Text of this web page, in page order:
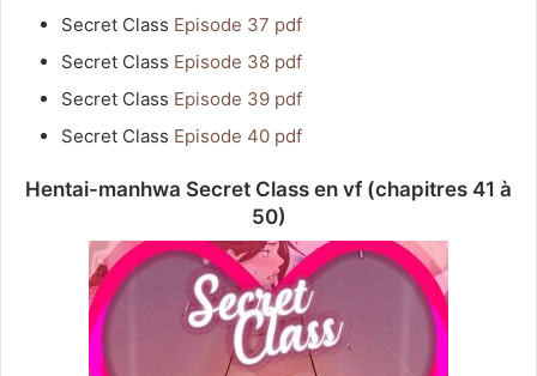
Secret Class Episode 37 pdf
Secret Class Episode 38 pdf
Secret Class Episode 39 pdf
Secret Class Episode 40 pdf
Hentai-manhwa Secret Class en vf (chapitres 41 à
50)